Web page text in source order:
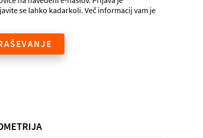
se lahko kadarkoli. Več informacij vam je